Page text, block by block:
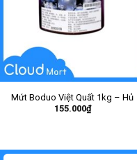
Mứt Boduo Việt Quất 1kg – Hủ
155.000₫